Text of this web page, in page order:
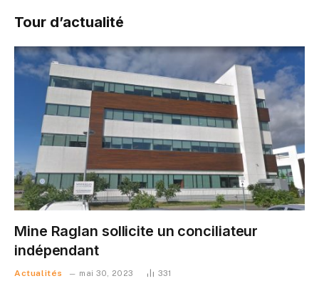
Tour d’actualité
Mine Raglan sollicite un conciliateur
indépendant
Actualités mai 30, 2023 331